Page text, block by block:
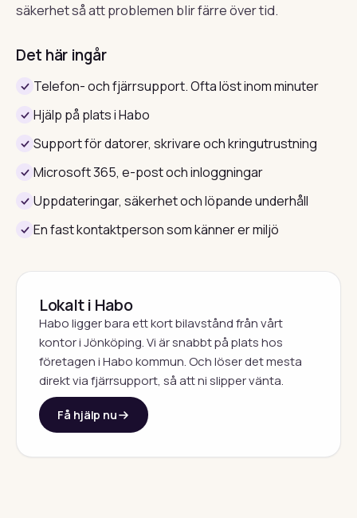
säkerhet så att problemen blir färre över tid.
Det här ingår
Telefon- och fjärrsupport. Ofta löst inom minuter
Hjälp på plats i Habo
Support för datorer, skrivare och kringutrustning
Microsoft 365, e-post och inloggningar
Uppdateringar, säkerhet och löpande underhåll
En fast kontaktperson som känner er miljö
Lokalt i Habo
Habo ligger bara ett kort bilavstånd från vårt
kontor i Jönköping. Vi är snabbt på plats hos
företagen i Habo kommun. Och löser det mesta
direkt via fjärrsupport, så att ni slipper vänta.
Få hjälp nu